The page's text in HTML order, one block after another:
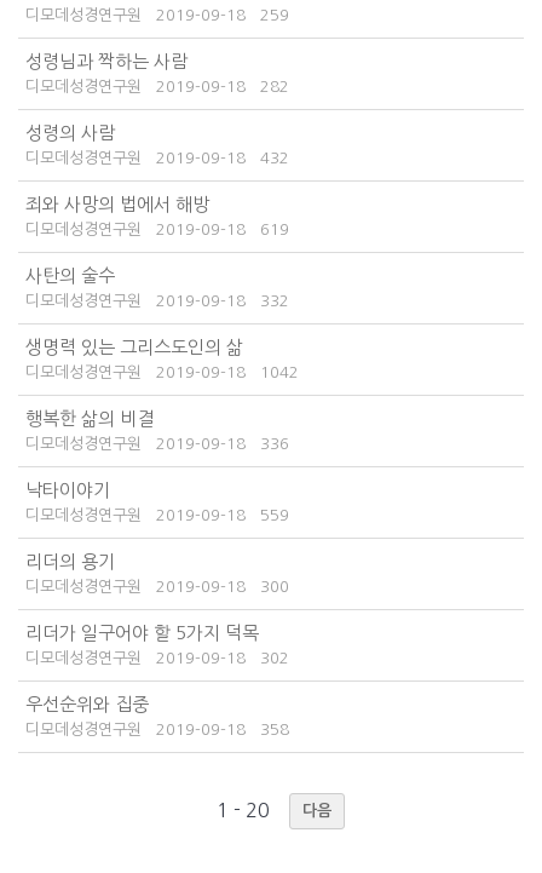
디모데성경연구원 2019-09-18 259
성령님과 짝하는 사람
디모데성경연구원 2019-09-18 282
성령의 사람
디모데성경연구원 2019-09-18 432
죄와 사망의 법에서 해방
디모데성경연구원 2019-09-18 619
사탄의 술수
디모데성경연구원 2019-09-18 332
생명력 있는 그리스도인의 삶
디모데성경연구원 2019-09-18 1042
행복한 삶의 비결
디모데성경연구원 2019-09-18 336
낙타이야기
디모데성경연구원 2019-09-18 559
리더의 용기
디모데성경연구원 2019-09-18 300
리더가 일구어야 할 5가지 덕목
디모데성경연구원 2019-09-18 302
우선순위와 집중
디모데성경연구원 2019-09-18 358
1 - 20 다음